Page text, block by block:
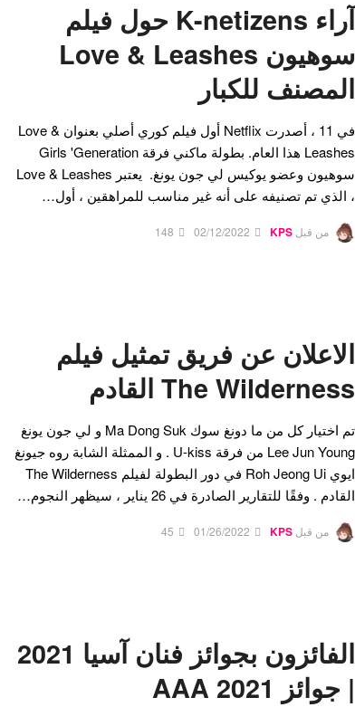
آراء K-netizens حول فيلم
سوهيون Love & Leashes
المصنف للكبار
في 11 ، أصدرت Netflix أول فيلم كوري أصلي بعنوان Love &
Leashes هذا العام. بطولة ماكني فرقة Girls 'Generation
سوهيون وعضو يوكيس لي جون يونغ. يعتبر Love & Leashes
، الذي تم تصنيفه على أنه غير مناسب للمراهقين ، أول…
من قبل KPS
02/12/2022
148
الاعلان عن فريق تمثيل فيلم
The Wilderness القادم
تم اختيار كل من ما دونغ سوك Ma Dong Suk و لي جون يونغ
Lee Jun Young من فرقة U-kiss . و الممثلة الشابة روه جيونغ
ايوي Roh Jeong Ui في دور البطولة لفيلم The Wilderness
القادم . وفقًا للتقارير الصادرة في 26 يناير ، سيظهر النجوم…
من قبل KPS
01/26/2022
45
الفائزون بجوائز فنان آسيا 2021
| جوائز AAA 2021